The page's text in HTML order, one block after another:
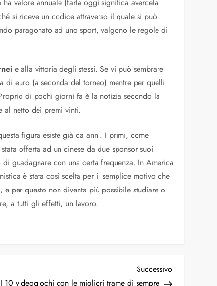
valore annuale (farla oggi significa avercela
si riceve un codice attraverso il quale si può
paragonato ad uno sport, valgono le regole di
e alla vittoria degli stessi. Se vi può sembrare
di euro (a seconda del torneo) mentre per quelli
di pochi giorni fa è la notizia secondo la
al netto dei premi vinti.
figura esiste già da anni. I primi, come
offerta ad un cinese da due sponsor suoi
guadagnare con una certa frequenza. In America
è stata così scelta per il semplice motivo che
per questo non diventa più possibile studiare o
a tutti gli effetti, un lavoro.
Articolo
successivo
Successivo
I 10 videogiochi con le migliori trame di sempre